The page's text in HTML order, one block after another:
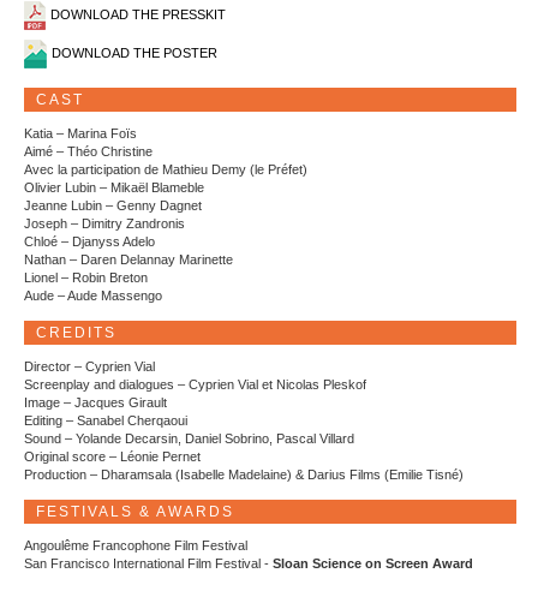
DOWNLOAD THE PRESSKIT
DOWNLOAD THE POSTER
CAST
Katia – Marina Foïs
Aimé – Théo Christine
Avec la participation de Mathieu Demy (le Préfet)
Olivier Lubin – Mikaël Blameble
Jeanne Lubin – Genny Dagnet
Joseph – Dimitry Zandronis
Chloé – Djanyss Adelo
Nathan – Daren Delannay Marinette
Lionel – Robin Breton
Aude – Aude Massengo
CREDITS
Director – Cyprien Vial
Screenplay and dialogues – Cyprien Vial et Nicolas Pleskof
Image – Jacques Girault
Editing – Sanabel Cherqaoui
Sound – Yolande Decarsin, Daniel Sobrino, Pascal Villard
Original score – Léonie Pernet
Production – Dharamsala (Isabelle Madelaine) & Darius Films (Emilie Tisné)
FESTIVALS & AWARDS
Angoulême Francophone Film Festival
San Francisco International Film Festival - Sloan Science on Screen Award